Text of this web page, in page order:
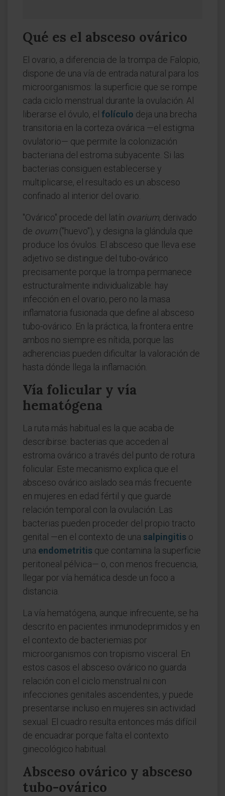
Qué es el absceso ovárico
El ovario, a diferencia de la trompa de Falopio,
dispone de una vía de entrada natural para los
microorganismos: la superficie que se rompe
cada ciclo menstrual durante la ovulación. Al
liberarse el óvulo, el folículo deja una brecha
transitoria en la corteza ovárica —el estigma
ovulatorio— que permite la colonización
bacteriana del estroma subyacente. Si las
bacterias consiguen establecerse y
multiplicarse, el resultado es un absceso
confinado al interior del ovario.
"Ovárico" procede del latín ovarium, derivado
de ovum ("huevo"), y designa la glándula que
produce los óvulos. El absceso que lleva ese
adjetivo se distingue del tubo-ovárico
precisamente porque la trompa permanece
estructuralmente individualizable: hay
infección en el ovario, pero no la masa
inflamatoria fusionada que define al absceso
tubo-ovárico. En la práctica, la frontera entre
ambos no siempre es nítida, porque las
adherencias pueden dificultar la valoración de
hasta dónde llega la inflamación.
Vía folicular y vía
hematógena
La ruta más habitual es la que acaba de
describirse: bacterias que acceden al
estroma ovárico a través del punto de rotura
folicular. Este mecanismo explica que el
absceso ovárico aislado sea más frecuente
en mujeres en edad fértil y que guarde
relación temporal con la ovulación. Las
bacterias pueden proceder del propio tracto
genital —en el contexto de una salpingitis o
una endometritis que contamina la superficie
peritoneal pélvica— o, con menos frecuencia,
llegar por vía hemática desde un foco a
distancia.
La vía hematógena, aunque infrecuente, se ha
descrito en pacientes inmunodeprimidos y en
el contexto de bacteriemias por
microorganismos con tropismo visceral. En
estos casos el absceso ovárico no guarda
relación con el ciclo menstrual ni con
infecciones genitales ascendentes, y puede
presentarse incluso en mujeres sin actividad
sexual. El cuadro resulta entonces más difícil
de encuadrar porque falta el contexto
ginecológico habitual.
Absceso ovárico y absceso
tubo-ovárico